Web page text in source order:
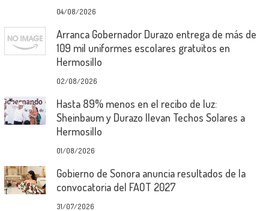
04/08/2026
Arranca Gobernador Durazo entrega de más de
109 mil uniformes escolares gratuitos en
Hermosillo
02/08/2026
Hasta 89% menos en el recibo de luz:
Sheinbaum y Durazo llevan Techos Solares a
Hermosillo
01/08/2026
Gobierno de Sonora anuncia resultados de la
convocatoria del FAOT 2027
31/07/2026